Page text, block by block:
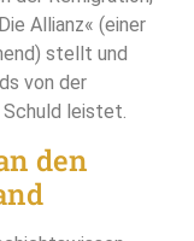
Allianz« (einer
stellt und
von der
leistet.
den